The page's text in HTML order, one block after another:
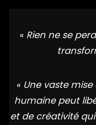
« Rien ne se
« Une vaste
humaine peut
et de créativité